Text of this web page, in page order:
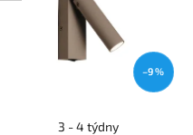
–9 %
3 - 4 týdny